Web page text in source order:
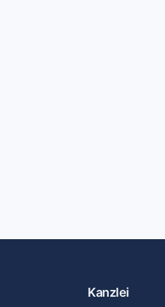
Kanzlei